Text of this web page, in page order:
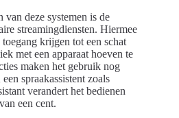
van deze systemen is de
streamingdiensten. Hiermee
krijgen tot een schat
met een apparaat hoeven te
maken het gebruik nog
spraakassistent zoals
verandert het bedienen
een cent.